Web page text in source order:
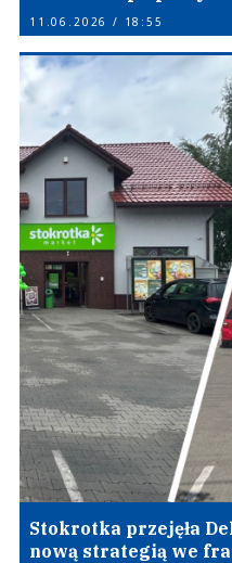
11.06.2026 / 18:55
Stokrotka przejęła
nową strategią we